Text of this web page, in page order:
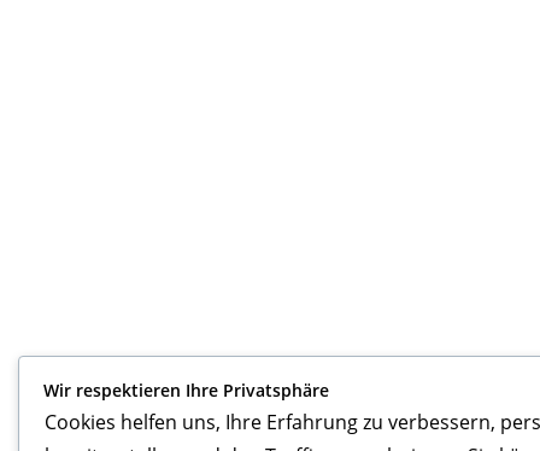
Wir respektieren Ihre Privatsphäre
Cookies helfen uns, Ihre Erfahrung zu verbessern,